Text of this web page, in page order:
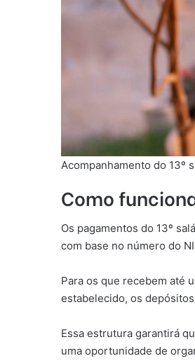
Acompanhamento do 13º
Como
Os pagamentos do 13º
com base no número do
Para os que recebem até
estabelecido, os
Essa estrutura garantirá
uma oportunidade de